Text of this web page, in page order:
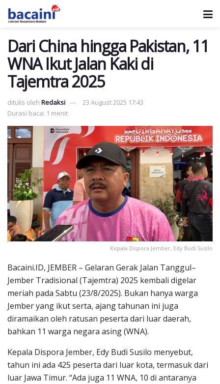
Dari China hingga Pakistan, 11
WNA Ikut Jalan Kaki di
Tajemtra 2025
ditulis oleh Redaksi
23 August 2025 17:43
Durasi baca: 1 menit
Kepala Dispora Jember, Edy Budi Susilo
Bacaini.ID, JEMBER – Gelaran Gerak Jalan Tanggul–
Jember Tradisional (Tajemtra) 2025 kembali digelar
meriah pada Sabtu (23/8/2025). Bukan hanya warga
Jember yang ikut serta, ajang tahunan ini juga
diramaikan oleh ratusan peserta dari luar daerah,
bahkan 11 warga negara asing (WNA).
Kepala Dispora Jember, Edy Budi Susilo menyebut,
tahun ini ada 425 peserta dari luar kota, termasuk dari
luar Jawa Timur. “Ada juga 11 WNA, 10 di antaranya